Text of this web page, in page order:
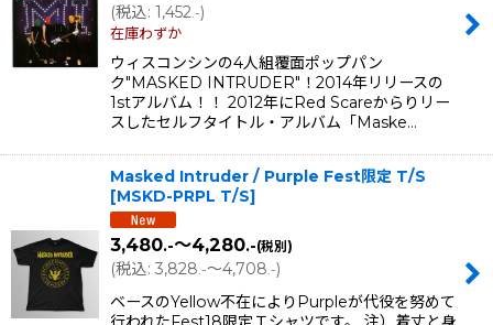
(税込: 1,452 .-)
在庫わずか
ウィスコンシンの4人組覆面ポップパン
ク"MASKED INTRUDER"！2014年リリースの
1stアルバム！！ 2012年にRed Scareからりリー
スしたセルフタイトル・アルバム「Maske…
Masked Intruder / Purple Fest限定 T/S
[MSKD-PRPL T/S]
3,480.-～4,280.-(税別)
(税込: 3,828.-～4,708.-)
ベースのYellow不在によりPurpleが代役を努めて